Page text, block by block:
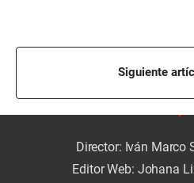
Siguiente
Director: Iván Marco
Editor Web: Johana